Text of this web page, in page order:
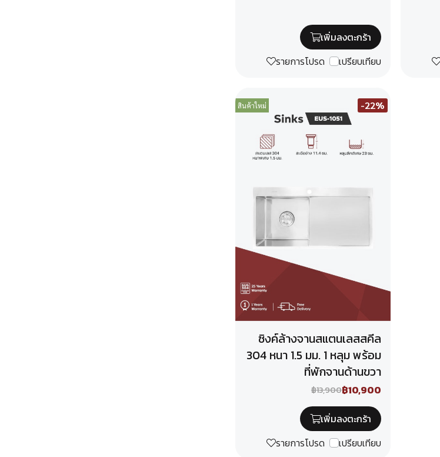
เพิ่มลงตะกร้า
รายการโปรด
เปรียบเทียบ
สินค้าใหม่ -22%
ซิงค์ล้างจานสแตนเลสสคีล
304 หนา 1.5 มม. 1 หลุม พร้อม
ที่พักจานด้านขวา
฿13,900฿10,900
เพิ่มลงตะกร้า
รายการโปรด
เปรียบเทียบ